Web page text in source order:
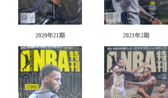
2020年21期 2021年2期